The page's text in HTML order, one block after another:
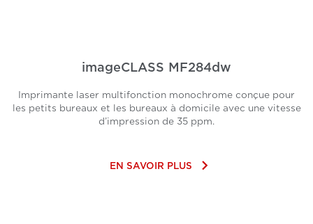
imageCLASS MF284dw
Imprimante laser multifonction monochrome conçue pour
les petits bureaux et les bureaux à domicile avec une vitesse
d’impression de 35 ppm.
EN SAVOIR PLUS keyboard_arrow_right